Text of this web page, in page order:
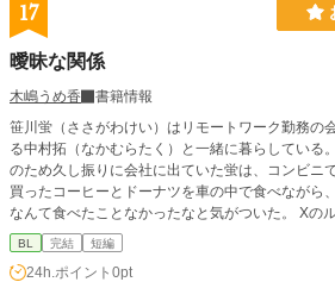
17
曖昧な関係
木嶋うめ香
書籍情報
笹川蛍（ささがわけい）はリモートワーク勤務の
る中村拓（なかむらたく）と一緒に暮らしている
のため久し振りに会社に出ていた蛍は、コンビニ
買ったコーヒーとドーナツを車の中で食べながら
なんて食べたことなかったなと気がついた。 Xのルクイユ・アートフェスティバ
ル（@RecueilArtFest)様の素敵企画『ルクイユの
です。
BL 完結 短編
24h.ポイント 0pt